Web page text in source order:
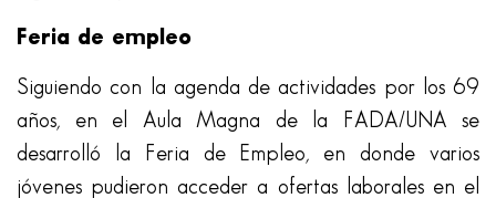
Feria de empleo
Siguiendo con la agenda de actividades por los 69
años, en el Aula Magna de la FADA/UNA se
desarrolló la Feria de Empleo, en donde varios
jóvenes pudieron acceder a ofertas laborales en el